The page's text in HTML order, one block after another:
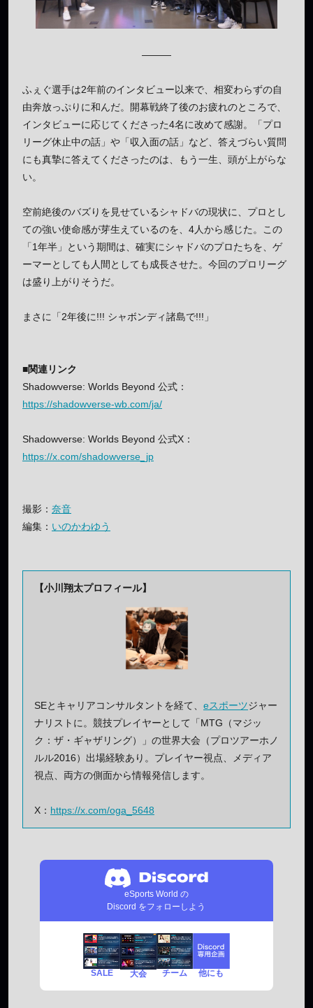
———
ふぇぐ選手は2年前のインタビュー以来で、相変わらずの自
由奔放っぷりに和んだ。開幕戦終了後のお疲れのところで、
インタビューに応じてくださった4名に改めて感謝。「プロ
リーグ休止中の話」や「収入面の話」など、答えづらい質問
にも真摯に答えてくださったのは、もう一生、頭が上がらな
い。
空前絶後のバズりを見せているシャドバの現状に、プロとし
ての強い使命感が芽生えているのを、4人から感じた。この
「1年半」という期間は、確実にシャドバのプロたちを、ゲ
ーマーとしても人間としても成長させた。今回のプロリーグ
は盛り上がりそうだ。
まさに「2年後に!!! シャボンディ諸島で!!!」
■関連リンク
Shadowverse: Worlds Beyond 公式：
https://shadowverse-wb.com/ja/
Shadowverse: Worlds Beyond 公式X：
https://x.com/shadowverse_jp
撮影： 奈音
編集： いのかわゆう
【小川翔太プロフィール】
SEとキャリアコンサルタントを経て、 eスポーツジャー
ナリストに。競技プレイヤーとして「MTG（マジッ
ク：ザ・ギャザリング）」の世界大会（プロツアーホノ
ルル2016）出場経験あり。プレイヤー視点、メディア
視点、両方の側面から情報発信します。
X： https://x.com/oga_5648
eSports World の
Discord をフォローしよう
SALE 大会 チーム 他にも